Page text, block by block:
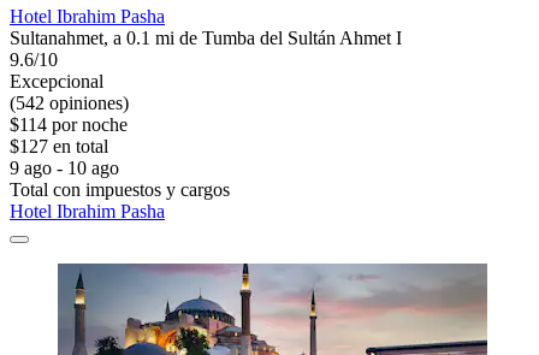
Hotel Ibrahim Pasha
Sultanahmet, a 0.1 mi de Tumba del Sultán Ahmet I
9.6/10
Excepcional
(542 opiniones)
$114 por noche
$127 en total
9 ago - 10 ago
Total con impuestos y cargos
Hotel Ibrahim Pasha